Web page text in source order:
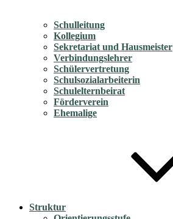
Schulleitung
Kollegium
Sekretariat und Hausmeister
Verbindungslehrer
Schülervertretung
Schulsozialarbeiterin
Schulelternbeirat
Förderverein
Ehemalige
Struktur